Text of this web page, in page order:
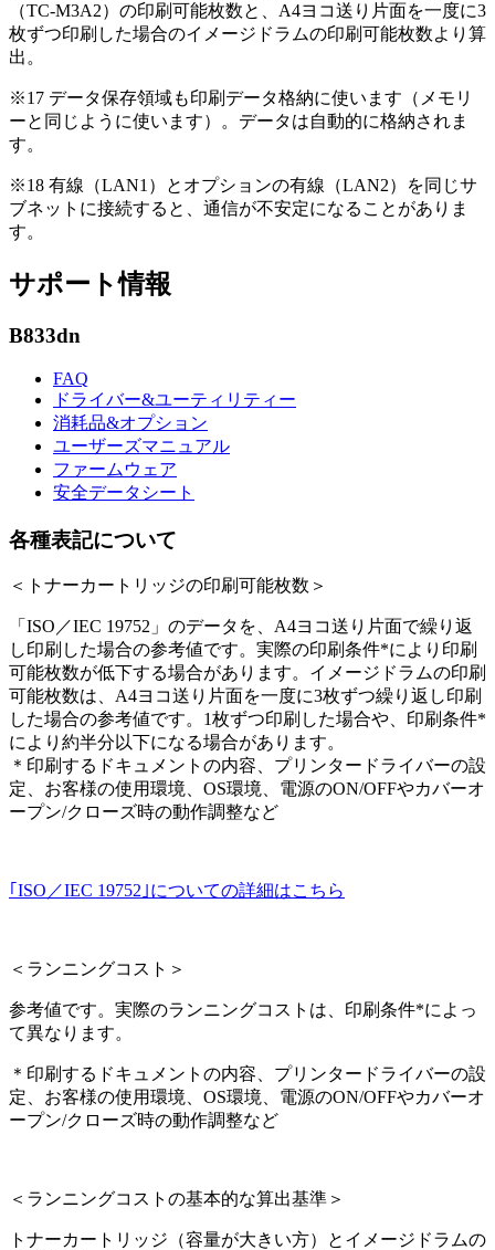
（TC-M3A2）の印刷可能枚数と、A4ヨコ送り片面を一度に3
枚ずつ印刷した場合のイメージドラムの印刷可能枚数より算
出。
※17 データ保存領域も印刷データ格納に使います（メモリ
ーと同じように使います）。データは自動的に格納されま
す。
※18 有線（LAN1）とオプションの有線（LAN2）を同じサ
ブネットに接続すると、通信が不安定になることがありま
す。
サポート情報
B833dn
FAQ
ドライバー&ユーティリティー
消耗品&オプション
ユーザーズマニュアル
ファームウェア
安全データシート
各種表記について
＜トナーカートリッジの印刷可能枚数＞
「ISO／IEC 19752」のデータを、A4ヨコ送り片面で繰り返
し印刷した場合の参考値です。実際の印刷条件*により印刷
可能枚数が低下する場合があります。イメージドラムの印刷
可能枚数は、A4ヨコ送り片面を一度に3枚ずつ繰り返し印刷
した場合の参考値です。1枚ずつ印刷した場合や、印刷条件*
により約半分以下になる場合があります。
＊印刷するドキュメントの内容、プリンタードライバーの設
定、お客様の使用環境、OS環境、電源のON/OFFやカバーオ
ープン/クローズ時の動作調整など
｢ISO／IEC 19752｣についての詳細はこちら
＜ランニングコスト＞
参考値です。実際のランニングコストは、印刷条件*によっ
て異なります。
＊印刷するドキュメントの内容、プリンタードライバーの設
定、お客様の使用環境、OS環境、電源のON/OFFやカバーオ
ープン/クローズ時の動作調整など
＜ランニングコストの基本的な算出基準＞
トナーカートリッジ（容量が大きい方）とイメージドラムの